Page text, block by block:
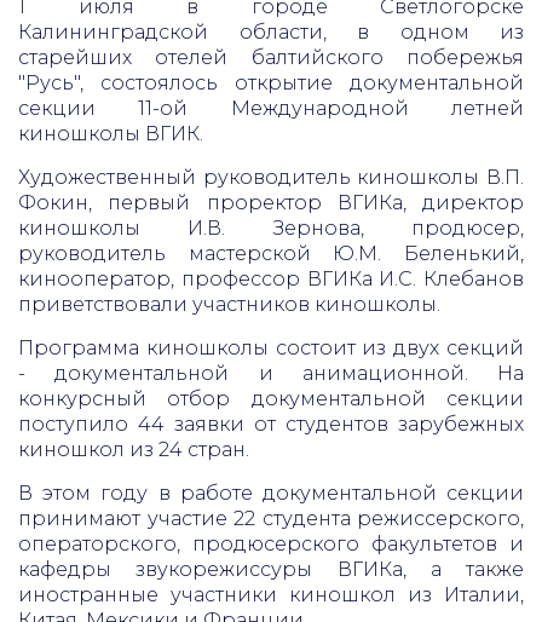
1 июля в городе Светлогорске
Калининградской области, в одном из
старейших отелей балтийского побережья
"Русь", состоялось открытие документальной
секции 11-ой Международной летней
киношколы ВГИК.
Художественный руководитель киношколы В.П.
Фокин, первый проректор ВГИКа, директор
киношколы И.В. Зернова, продюсер,
руководитель мастерской Ю.М. Беленький,
кинооператор, профессор ВГИКа И.С. Клебанов
приветствовали участников киношколы.
Программа киношколы состоит из двух секций
- документальной и анимационной. На
конкурсный отбор документальной секции
поступило 44 заявки от студентов зарубежных
киношкол из 24 стран.
В этом году в работе документальной секции
принимают участие 22 студента режиссерского,
операторского, продюсерского факультетов и
кафедры звукорежиссуры ВГИКа, а также
иностранные участники киношкол из Италии,